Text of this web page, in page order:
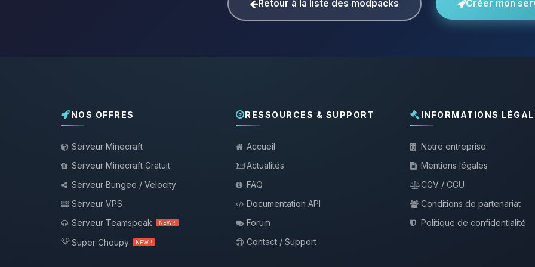
Retour à la liste des modpacks Créer mon
NOS OFFRES
Serveur Minecraft
Serveur Minecraft Gratuit
Serveur Bungee / Velocity
Serveur VPS
Serveur Teamspeak
NEW !
Super Choupy NEW !
RESSOURCES & SUPPORT
Accueil
Actualités
FAQ
Documentation API
Forum
Contact / Support
INFORMATIONS
Notre entreprise
Mentions légales
CGV / CGU
Conditions de partenariat
Politique de confidentialité